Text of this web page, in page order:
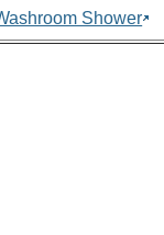
Shower